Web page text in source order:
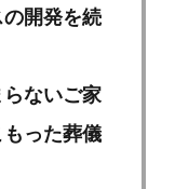
開発を続
ないご家
った葬儀